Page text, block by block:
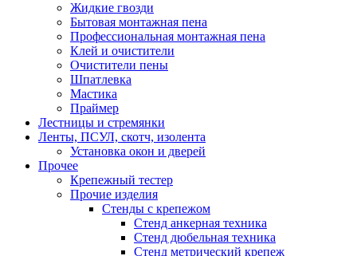
Жидкие гвозди
Бытовая монтажная пена
Профессиональная монтажная пена
Клей и очистители
Очистители пены
Шпатлевка
Мастика
Праймер
Лестницы и стремянки
Ленты, ПСУЛ, скотч, изолента
Установка окон и дверей
Прочее
Крепежный тестер
Прочие изделия
Стенды с крепежом
Стенд анкерная техника
Стенд дюбельная техника
Стенд метрический крепеж